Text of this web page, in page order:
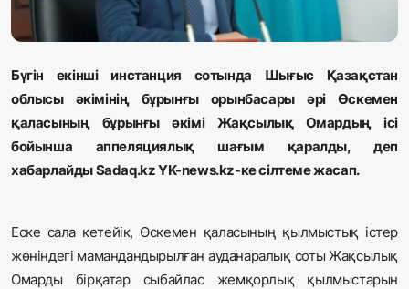
Әлем
Журналистік зерттеу
Қазақ тілі
Бүгін екінші инстанция сотында Шығыс Қазақстан
облысы әкімінің бұрынғы орынбасары әрі Өскемен
қаласының бұрынғы әкімі Жақсылық Омардың ісі
бойынша аппеляциялық шағым қаралды, деп
хабарлайды Sadaq.kz YK-news.kz-ке сілтеме жасап.
Еске сала кетейік, Өскемен қаласының қылмыстық істер
жөніндегі мамандандырылған ауданаралық соты Жақсылық
Омарды бірқатар сыбайлас жемқорлық қылмыстарын